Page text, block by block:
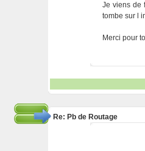
Je viens de
tombe sur l
Merci pour
Re: Pb de Routage